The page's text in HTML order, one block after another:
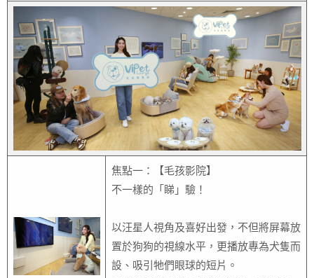
焦點一：【毛孩影院】
不一樣的「睇」驗！
以汪星人視角及喜好出發，不但將屏幕放
置於狗狗的視線水平，更播放專為犬隻而
設、吸引牠們眼球的短片。